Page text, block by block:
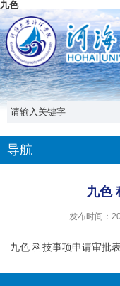
九色
导航
九色
发布时间：
九色 科技事项申请审批